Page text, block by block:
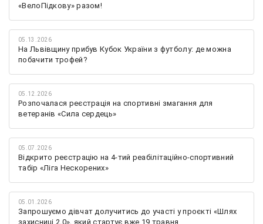
«ВелоПідкову» разом!
05.13.2026
На Львівщину прибув Кубок України з футболу: де можна
побачити трофей?
05.12.2026
Розпочалася реєстрація на спортивні змагання для
ветеранів «Сила сердець»
05.07.2026
Відкрито реєстрацію на 4-тий реабілітаційно-спортивний
табір «Ліга Нескорених»
05.01.2026
Запрошуємо дівчат долучитись до участі у проєкті «Шлях
захисниці 2.0», який стартує вже 19 травня